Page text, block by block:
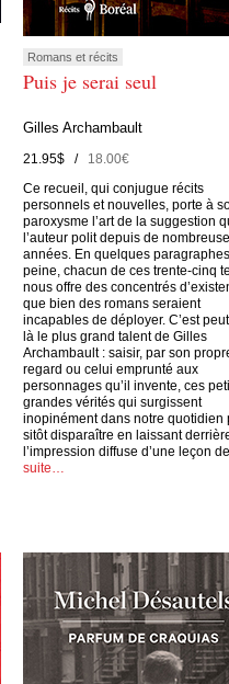
Romans et récits
Puis je serai seul
Gilles Archambault
21.95$ /18.00€
Ce recueil, qui conjugue récits
personnels et nouvelles, porte à
paroxysme l’art de la suggestion
l’auteur polit depuis de
années. En quelques
peine, chacun de ces trente-cinq
nous offre des concentrés
que bien des romans seraient
incapables de déployer. C’est
là le plus grand talent de Gilles
Archambault : saisir, par son
regard ou celui emprunté aux
personnages qu’il invente, ces
grandes vérités qui surgissent
inopinément dans notre quotidien
sitôt disparaître en laissant
l’impression diffuse d’une leçon
suite…